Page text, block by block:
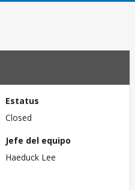
Estatus
Closed
Jefe del equipo
Haeduck Lee